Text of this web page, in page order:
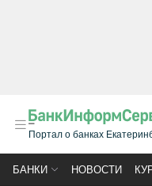
Портал о банках
БАНКИ НОВОСТИ